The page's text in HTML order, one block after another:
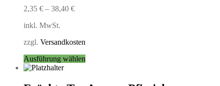
der
Produktseite
gewählt
2,35 € – 38,40 €
inkl. MwSt.
zzgl. Versandkosten
Ausführung wählen